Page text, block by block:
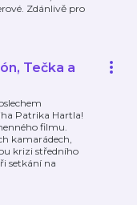
Zdánlivě pro
Tečka a
Patrika Hartla!
filmu.
kamarádech,
krizi středního
setkání na